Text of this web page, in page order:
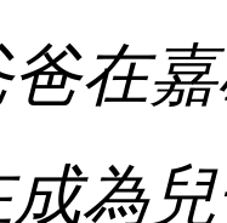
在
為